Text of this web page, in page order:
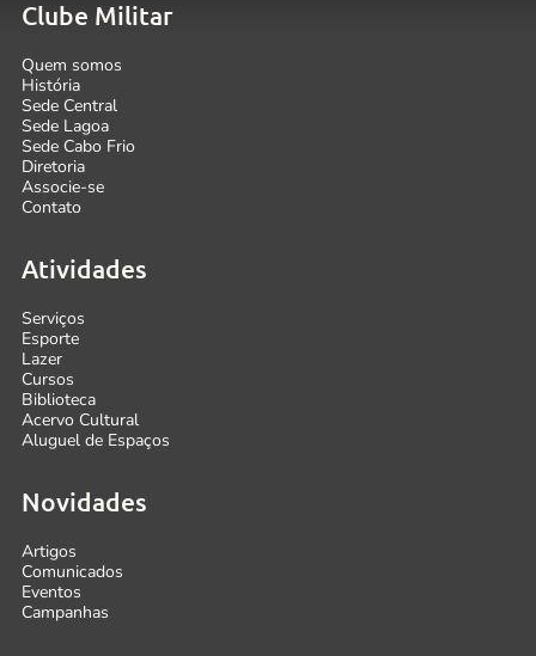
Clube Militar
Quem somos
História
Sede Central
Sede Lagoa
Sede Cabo Frio
Diretoria
Associe-se
Contato
Atividades
Serviços
Esporte
Lazer
Cursos
Biblioteca
Acervo Cultural
Aluguel de Espaços
Novidades
Artigos
Comunicados
Eventos
Campanhas